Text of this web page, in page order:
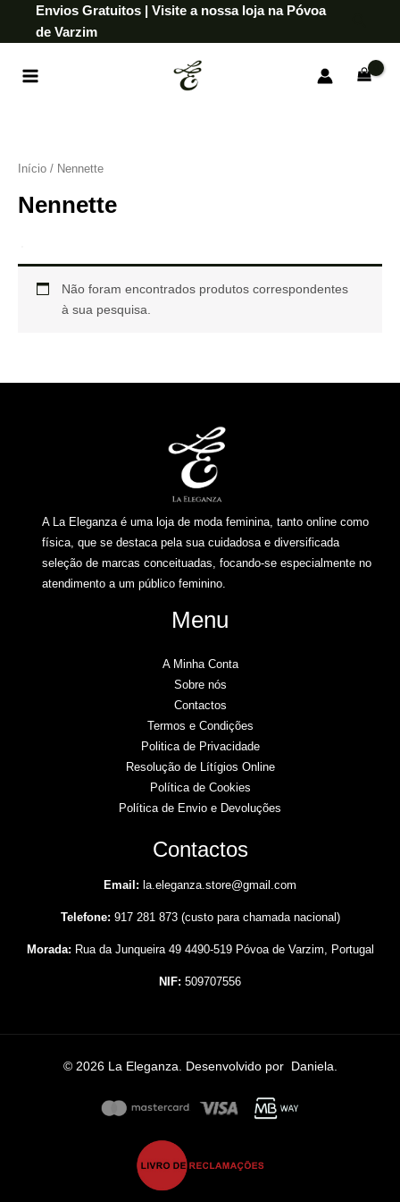
Envios Gratuitos | Visite a nossa loja na Póvoa
de Varzim
Início / Nennette
Nennette
Não foram encontrados produtos correspondentes
à sua pesquisa.
A La Eleganza é uma loja de moda feminina, tanto online como
física, que se destaca pela sua cuidadosa e diversificada
seleção de marcas conceituadas, focando-se especialmente no
atendimento a um público feminino.
Menu
A Minha Conta
Sobre nós
Contactos
Termos e Condições
Politica de Privacidade
Resolução de Lítígios Online​
Política de Cookies
Política de Envio e Devoluções
Contactos
Email: la.eleganza.store@gmail.com
Telefone: 917 281 873 (custo para chamada nacional)
Morada: Rua da Junqueira 49 4490-519 Póvoa de Varzim, Portugal
NIF: 509707556
© 2026 La Eleganza. Desenvolvido por Daniela